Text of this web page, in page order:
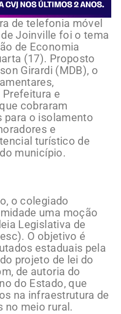
de telefonia móvel
Joinville foi o tema
de Economia
(17). Proposto
Girardi (MDB), o
e
cobraram
para o isolamento
e
turístico de
município.
o colegiado
uma moção
Legislativa de
O objetivo é
estaduais pela
projeto de lei do
de autoria do
do Estado, que
na infraestrutura de
no meio rural.